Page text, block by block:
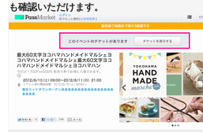
も確認いただけます。